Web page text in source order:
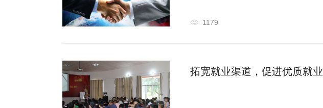
1179
拓宽就业渠道，促进优质就业